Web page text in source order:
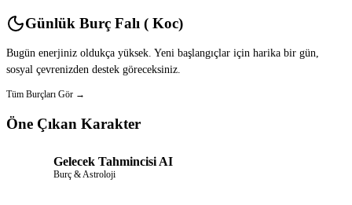
Günlük Burç Falı ( Koc)
Bugün enerjiniz oldukça yüksek. Yeni başlangıçlar için harika bir gün,
sosyal çevrenizden destek göreceksiniz.
Tüm Burçları Gör →
Öne Çıkan Karakter
Gelecek Tahmincisi AI
Burç & Astroloji